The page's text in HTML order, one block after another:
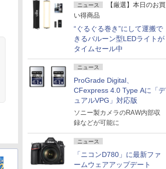
ニュース
【厳選】本日のお買
い得商品
“ぐるぐる巻き”にして運搬で
きるバルーン型LEDライトが
タイムセール中
ニュース
ProGrade Digital、
CFexpress 4.0 Type Aに「デ
ュアルVPG」対応版
ソニー製カメラのRAW内部収
録などが可能に
ニュース
「ニコンD780」に最新ファ
ームウェアアップデート